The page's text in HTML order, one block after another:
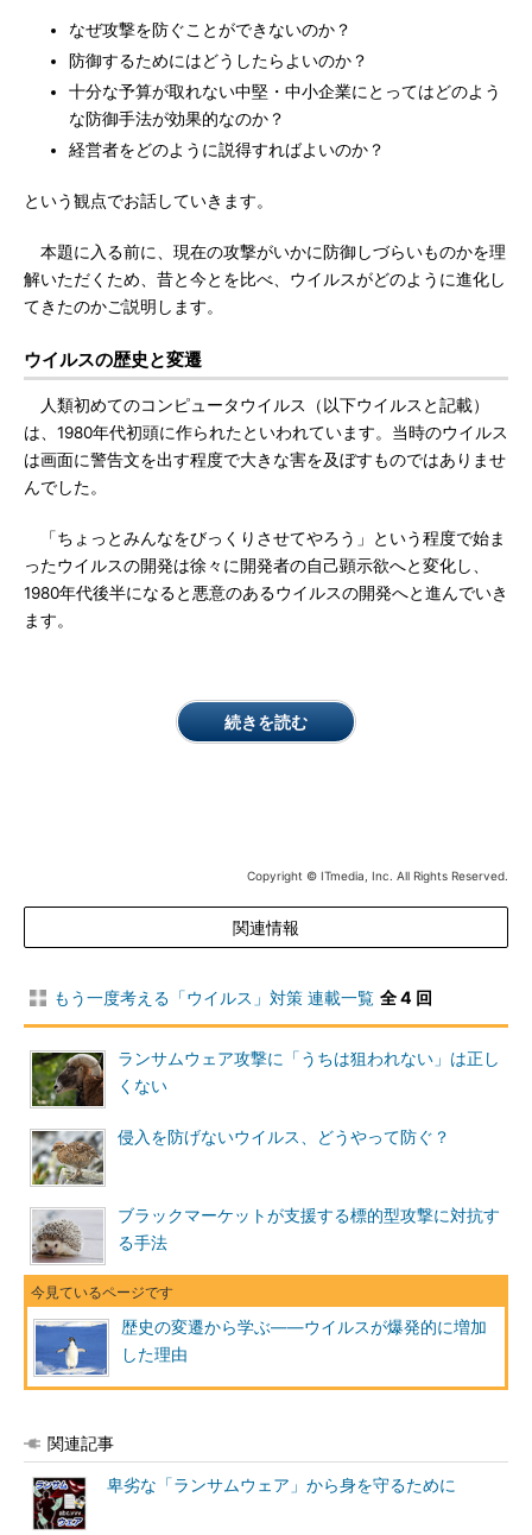
なぜ攻撃を防ぐことができないのか？
防御するためにはどうしたらよいのか？
十分な予算が取れない中堅・中小企業にとってはどのよう
な防御手法が効果的なのか？
経営者をどのように説得すればよいのか？
という観点でお話していきます。
本題に入る前に、現在の攻撃がいかに防御しづらいものかを理
解いただくため、昔と今とを比べ、ウイルスがどのように進化し
てきたのかご説明します。
ウイルスの歴史と変遷
人類初めてのコンピュータウイルス（以下ウイルスと記載）
は、1980年代初頭に作られたといわれています。当時のウイルス
は画面に警告文を出す程度で大きな害を及ぼすものではありませ
んでした。
「ちょっとみんなをびっくりさせてやろう」という程度で始ま
ったウイルスの開発は徐々に開発者の自己顕示欲へと変化し、
1980年代後半になると悪意のあるウイルスの開発へと進んでいき
ます。
続きを読む
Copyright © ITmedia, Inc. All Rights Reserved.
関連情報
もう一度考える「ウイルス」対策 連載一覧 全 4 回
ランサムウェア攻撃に「うちは狙われない」は正し
くない
侵入を防げないウイルス、どうやって防ぐ？
ブラックマーケットが支援する標的型攻撃に対抗す
る手法
歴史の変遷から学ぶ――ウイルスが爆発的に増加
した理由
関連記事
卑劣な「ランサムウェア」から身を守るために